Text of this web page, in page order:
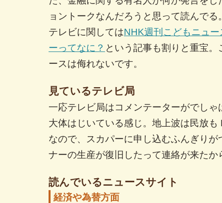
ョントークなんだろうと思って読んでる
テレビに関してはNHK週刊こどもニュ
ーってなに？ という記事も割りと重宝
ースは侮れないです。
見ているテレビ局
一応テレビ局はコメンテーターがでし
大体はじいている感じ。地上波は民放
なので、スカパーに申し込むふんぎり
ナーの生産が復旧したって連絡が来たか
読んでいるニュースサイト
経済や為替方面